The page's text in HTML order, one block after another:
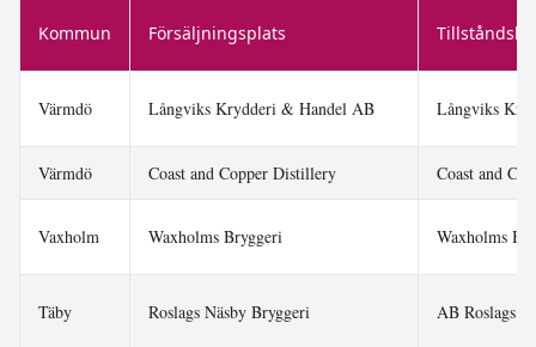
Kommun Försäljningsplats
Värmdö Långviks Krydderi & Handel AB Långviks
Värmdö Coast and Copper Distillery Coast and
Vaxholm Waxholms Bryggeri Waxholms
Täby Roslags Näsby Bryggeri AB Roslags